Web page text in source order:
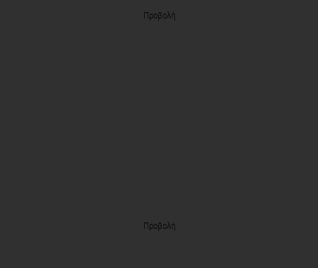
Προβολή
Προβολή